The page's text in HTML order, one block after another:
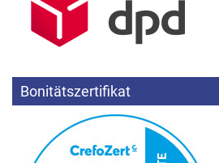
Bonitätszertifikat